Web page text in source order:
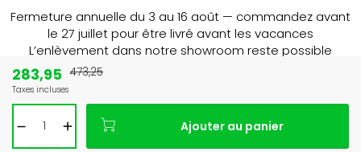
Fermeture annuelle du 3 au 16 août — commandez avant
le 27 juillet pour être livré avant les vacances
L’enlèvement dans notre showroom reste possible
283,95
Taxes incluses
473,25
Ajouter au panier